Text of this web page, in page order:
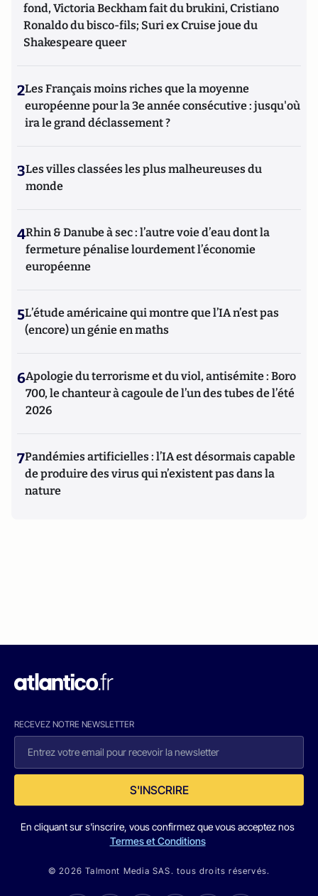
fond, Victoria Beckham fait du brukini, Cristiano
Ronaldo du bisco-fils; Suri ex Cruise joue du
Shakespeare queer
2Les Français moins riches que la moyenne
européenne pour la 3e année consécutive : jusqu'où
ira le grand déclassement ?
3Les villes classées les plus malheureuses du
monde
4Rhin & Danube à sec : l’autre voie d’eau dont la
fermeture pénalise lourdement l’économie
européenne
5L’étude américaine qui montre que l’IA n’est pas
(encore) un génie en maths
6Apologie du terrorisme et du viol, antisémite : Boro
700, le chanteur à cagoule de l’un des tubes de l’été
2026
7Pandémies artificielles : l’IA est désormais capable
de produire des virus qui n’existent pas dans la
nature
RECEVEZ NOTRE NEWSLETTER
S'INSCRIRE
En cliquant sur s'inscrire, vous confirmez que vous acceptez nos
Termes et Conditions
© 2026 Talmont Media SAS. tous droits réservés.